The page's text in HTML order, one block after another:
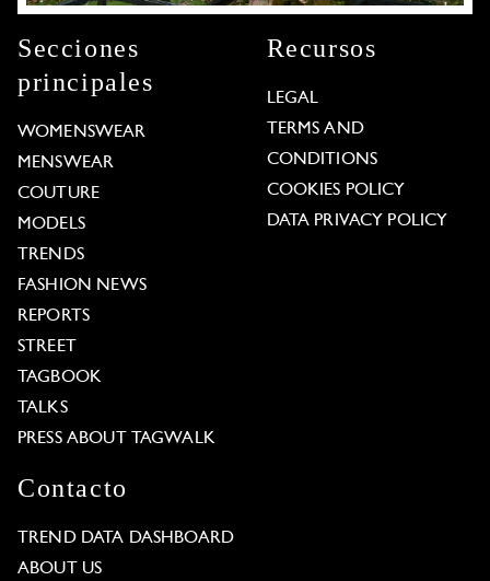
Secciones
principales
WOMENSWEAR
MENSWEAR
COUTURE
MODELS
TRENDS
FASHION NEWS
REPORTS
STREET
TAGBOOK
TALKS
PRESS ABOUT TAGWALK
Recursos
LEGAL
TERMS AND
CONDITIONS
COOKIES POLICY
DATA PRIVACY POLICY
Contacto
TREND DATA DASHBOARD
ABOUT US